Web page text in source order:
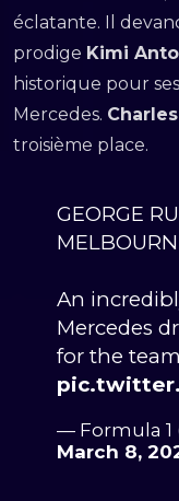
éclatante. Il
prodige Kimi
historique pour
Mercedes.
troisième place.
GEORGE
An
Mercedes
for the team
— Formula 1
March 8,